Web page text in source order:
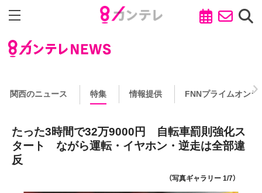
関西のニュース 特集 情報提供 FNNプライムオンラ
たった3時間で32万9000円 自転車罰則強化ス
タート ながら運転・イヤホン・逆走は全部違
反
（写真ギャラリー 1/7）